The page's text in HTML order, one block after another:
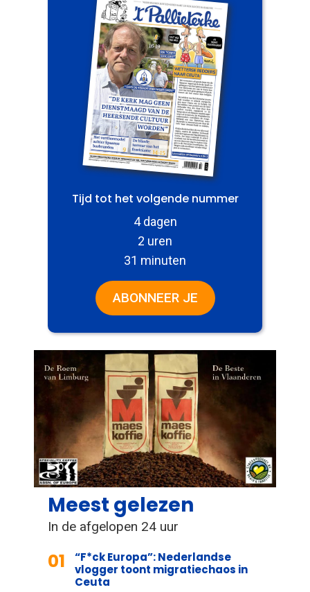
Tijd tot het volgende nummer
4 dagen
2 uren
31 minuten
ABONNEER JE
Meest gelezen
In de afgelopen 24 uur
01
“F*ck Europa”: Nederlandse
vlogger toont migratiechaos in
Ceuta